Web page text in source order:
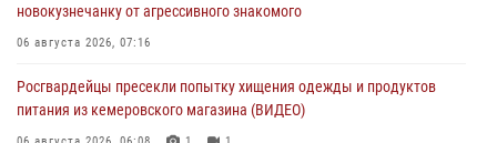
новокузнечанку от агрессивного знакомого
06 августа 2026, 07:16
Росгвардейцы пресекли попытку хищения одежды и продуктов
питания из кемеровского магазина (ВИДЕО)